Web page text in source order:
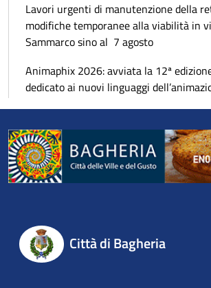
Lavori urgenti di manutenzione della
modifiche temporanee alla viabilità in
Sammarco sino al 7 agosto
Animaphix 2026: avviata la 12ª
dedicato ai nuovi linguaggi
Città di Bagheria